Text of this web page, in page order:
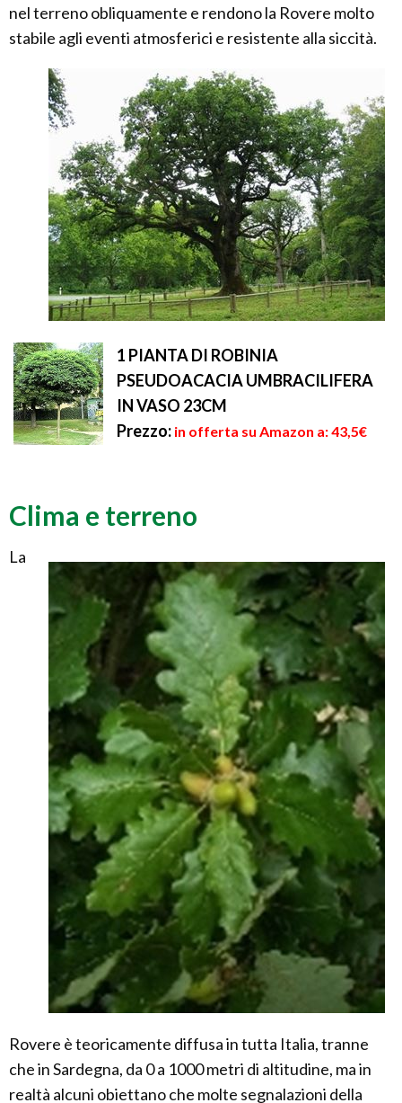
nel terreno obliquamente e rendono la Rovere molto
stabile agli eventi atmosferici e resistente alla siccità.
1 PIANTA DI ROBINIA
PSEUDOACACIA UMBRACILIFERA
IN VASO 23CM
Prezzo: in offerta su Amazon a: 43,5€
Clima e terreno
La
Rovere è teoricamente diffusa in tutta Italia, tranne
che in Sardegna, da 0 a 1000 metri di altitudine, ma in
realtà alcuni obiettano che molte segnalazioni della